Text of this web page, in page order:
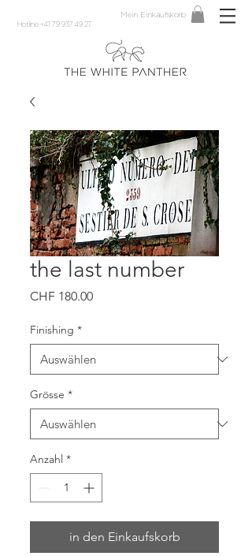
Hotline +41 79 937 49 27
Mein Einkaufskorb
the last number
CHF 180.00Preis
Finishing *
Grösse *
Anzahl *
in den Einkaufskorb